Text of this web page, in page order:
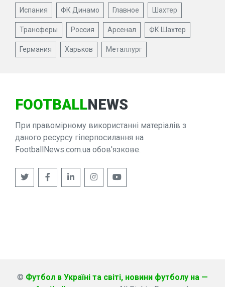
Испания ФК Динамо Главное Шахтер
Трансферы Россия Арсенал ФК Шахтер
Германия Харьков Металлург
FOOTBALLNEWS
При правомірному використанні матеріалів з
даного ресурсу гіперпосилання на
FootballNews.com.ua обов'язкове.
© Футбол в Україні та світі, новини футболу на —